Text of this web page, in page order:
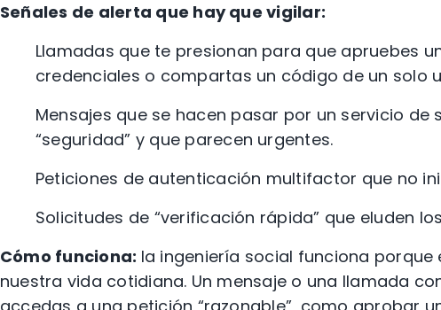
Señales de alerta que hay que vigilar:
Llamadas que te presionan para que apruebes
credenciales o compartas un código de un solo
Mensajes que se hacen pasar por un servicio
“seguridad” y que parecen urgentes.
Peticiones de autenticación multifactor que no
Solicitudes de “verificación rápida” que eluden
Cómo funciona: la ingeniería social funciona
nuestra vida cotidiana. Un mensaje o una llamada